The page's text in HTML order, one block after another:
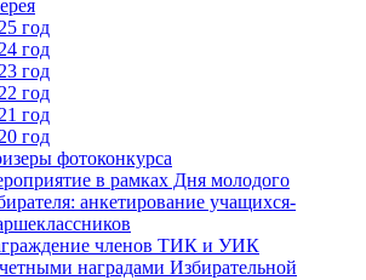
год
год
год
год
год
год
фотоконкурса
в рамках Дня молодого
анкетирование учащихся-
членов ТИК и УИК
наградами Избирательной